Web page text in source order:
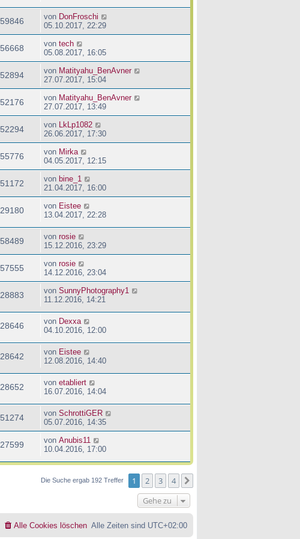
59846 von DonFroschi
05.10.2017, 22:29
56668 von tech
05.08.2017, 16:05
52894 von Matityahu_BenAvner
27.07.2017, 15:04
52176 von Matityahu_BenAvner
27.07.2017, 13:49
52294 von
LkLp1082
26.06.2017, 17:30
55776 von Mirka
04.05.2017, 12:15
51172 von bine_1
21.04.2017, 16:00
29180 von Eistee
13.04.2017, 22:28
58489 von rosie
15.12.2016, 23:29
57555 von rosie
14.12.2016, 23:04
28883 von SunnyPhotography1
11.12.2016, 14:21
28646 von Dexxa
04.10.2016, 12:00
28642 von Eistee
12.08.2016, 14:40
28652 von etabliert
16.07.2016, 14:04
51274 von SchrottiGER
05.07.2016, 14:35
27599 von Anubis11
10.04.2016, 17:00
Die Suche ergab 192 Treffer 1 2 3 4
Gehe zu
Alle Zeiten sind UTC+02:00
Alle Cookies löschen